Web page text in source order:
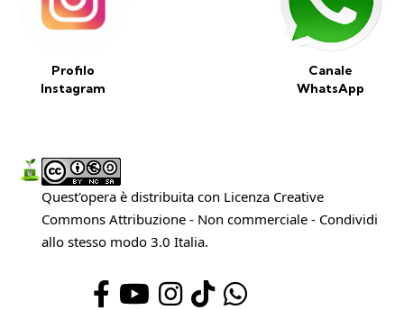
Profilo
Instagram
Canale
WhatsApp
Quest'opera è distribuita con Licenza Creative
Commons Attribuzione - Non commerciale - Condividi
allo stesso modo 3.0 Italia.